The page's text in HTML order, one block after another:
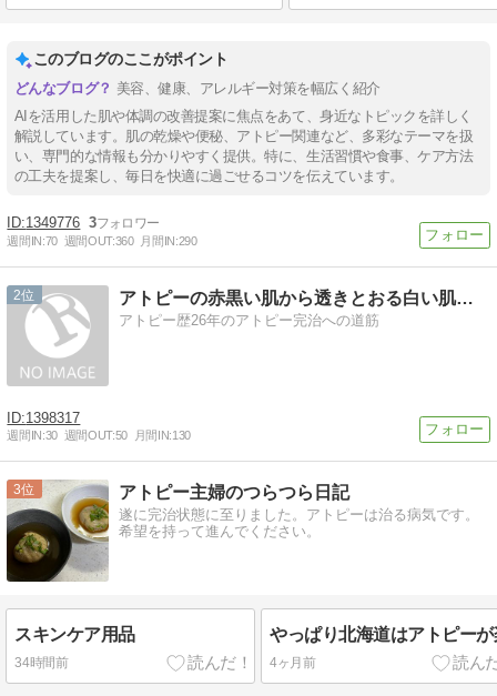
このブログのここがポイント
美容、健康、アレルギー対策を幅広く紹介
AIを活用した肌や体調の改善提案に焦点をあて、身近なトピックを詳しく
解説しています。肌の乾燥や便秘、アトピー関連など、多彩なテーマを扱
い、専門的な情報も分かりやすく提供。特に、生活習慣や食事、ケア方法
の工夫を提案し、毎日を快適に過ごせるコツを伝えています。
1349776 3
週間IN:70 週間OUT:360 月間IN:290
2 アトピーの赤黒い肌から透きとおる白い肌へ
アトピー歴26年のアトピー完治への道筋
1398317
週間IN:30 週間OUT:50 月間IN:130
3 アトピー主婦のつらつら日記
遂に完治状態に至りました。アトピーは治る病気です。
希望を持って進んでください。
スキンケア用品
34時間前
やっぱり北海道はアトピーが
4ヶ月前